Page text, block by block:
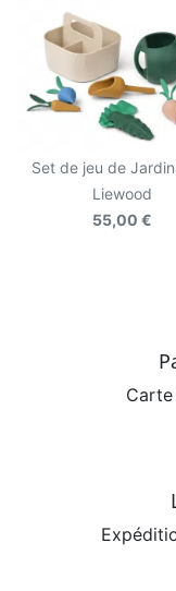
Set de jeu de
Liewood
55,00 €